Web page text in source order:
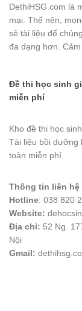
DethiHSG.com là
mại. Thế nên,
sẻ tài liệu để
đa dạng hơn. Cảm
Đề thi học sinh
miễn phí
Kho đề thi học
Tài liệu bồi dưỡng
toàn miễn phí.
Thông tin liên hệ
Hotline: 038 820
Website:
Địa chỉ: 52 Ng.
Nội
Gmail: